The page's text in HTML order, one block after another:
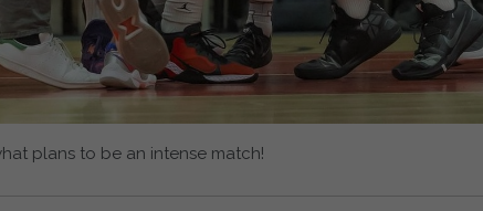
plans to be an intense match!